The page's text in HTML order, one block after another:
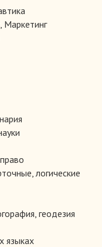
Маркетинг
логические
геодезия
языках